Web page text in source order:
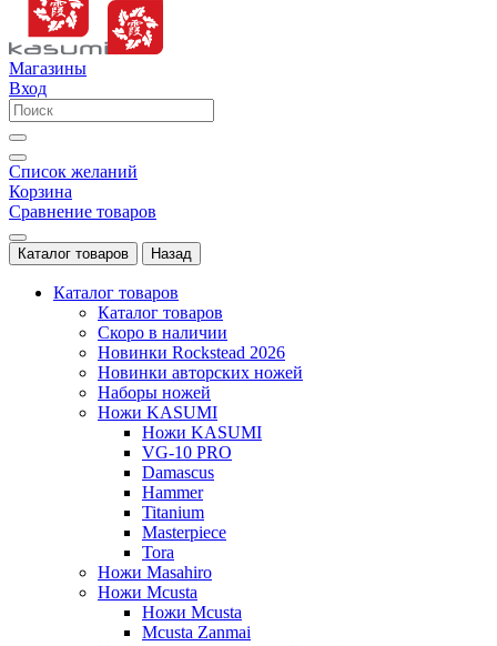
Магазины
Вход
Список желаний
Корзина
Сравнение товаров
Каталог товаров Назад
Каталог товаров
Каталог товаров
Скоро в наличии
Новинки Rockstead 2026
Новинки авторских ножей
Наборы ножей
Ножи KASUMI
Ножи KASUMI
VG-10 PRO
Damascus
Hammer
Titanium
Masterpiece
Tora
Ножи Masahiro
Ножи Mcusta
Ножи Mcusta
Mcusta Zanmai